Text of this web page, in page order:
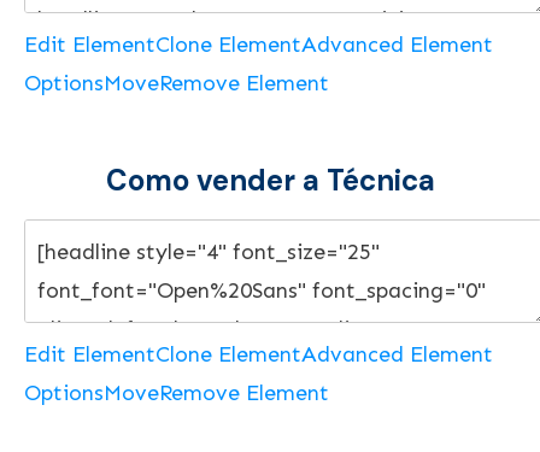
Edit ElementClone ElementAdvanced Element
OptionsMoveRemove Element
Como vender a Técnica
Edit ElementClone ElementAdvanced Element
OptionsMoveRemove Element